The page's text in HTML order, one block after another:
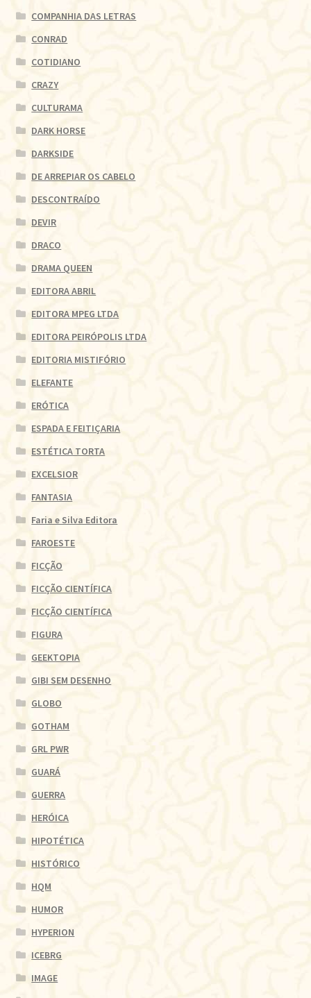
COMPANHIA DAS LETRAS
CONRAD
COTIDIANO
CRAZY
CULTURAMA
DARK HORSE
DARKSIDE
DE ARREPIAR OS CABELO
DESCONTRAÍDO
DEVIR
DRACO
DRAMA QUEEN
EDITORA ABRIL
EDITORA MPEG LTDA
EDITORA PEIRÓPOLIS LTDA
EDITORIA MISTIFÓRIO
ELEFANTE
ERÓTICA
ESPADA E FEITIÇARIA
ESTÉTICA TORTA
EXCELSIOR
FANTASIA
Faria e Silva Editora
FAROESTE
FICÇÃO
FICÇÃO CIENTÍFICA
FICÇÃO CIENTÍFICA
FIGURA
GEEKTOPIA
GIBI SEM DESENHO
GLOBO
GOTHAM
GRL PWR
GUARÁ
GUERRA
HERÓICA
HIPOTÉTICA
HISTÓRICO
HQM
HUMOR
HYPERION
ICEBRG
IMAGE